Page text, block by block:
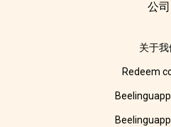
公司
关于我
Redeem